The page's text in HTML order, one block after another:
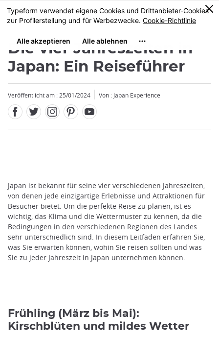
Größe
MENU
0
Die vier Jahreszeiten in
Japan: Ein Reiseführer
Veröffentlicht am : 25/01/2024 Von : Japan Experience
Japan ist bekannt für seine vier verschiedenen Jahreszeiten,
von denen jede einzigartige Erlebnisse und Attraktionen für
Besucher bietet. Um die perfekte Reise zu planen, ist es
wichtig, das Klima und die Wettermuster zu kennen, da die
Bedingungen in den verschiedenen Regionen des Landes
sehr unterschiedlich sind. In diesem Leitfaden erfahren Sie,
was Sie erwarten können, wohin Sie reisen sollten und was
Sie zu jeder Jahreszeit in Japan unternehmen können.
Frühling (März bis Mai):
Kirschblüten und mildes Wetter